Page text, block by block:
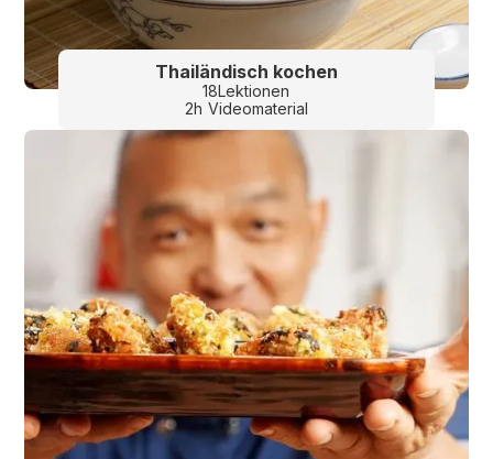
Thailändisch kochen
18Lektionen
2h Videomaterial